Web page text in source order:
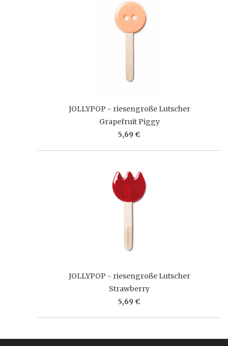
JOLLYPOP - riesengroße Lutscher
Grapefruit Piggy
5,69 €
JOLLYPOP - riesengroße Lutscher
Strawberry
5,69 €